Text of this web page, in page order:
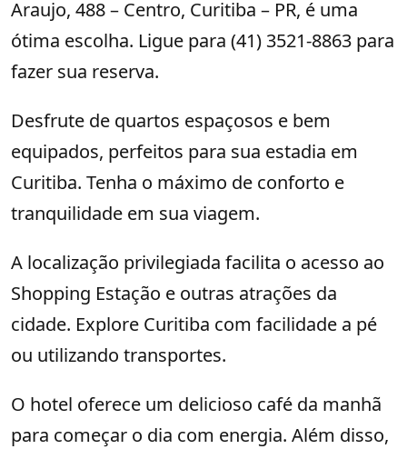
Araujo, 488 – Centro, Curitiba – PR, é uma
ótima escolha. Ligue para (41) 3521-8863 para
fazer sua reserva.
Desfrute de quartos espaçosos e bem
equipados, perfeitos para sua estadia em
Curitiba. Tenha o máximo de conforto e
tranquilidade em sua viagem.
A localização privilegiada facilita o acesso ao
Shopping Estação e outras atrações da
cidade. Explore Curitiba com facilidade a pé
ou utilizando transportes.
O hotel oferece um delicioso café da manhã
para começar o dia com energia. Além disso,